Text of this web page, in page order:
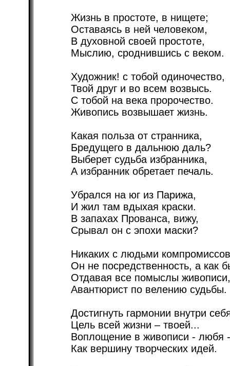
Жизнь в простоте, в нищете;
Оставаясь в ней человеком,
В духовной своей простоте,
Мыслию, сроднившись с веком.
Художник! с тобой одиночество,
Твой друг и во всем возвысь.
С тобой на века пророчество.
Живопись возвышает жизнь.
Какая польза от странника,
Бредущего в дальнюю даль?
Выберет судьба избранника,
А избранник обретает печаль.
Убрался на юг из Парижа,
И жил там вдыхая краски.
В запахах Прованса, вижу,
Срывал он с эпохи маски?
Никаких с людьми
Он не посредственность, а как
Отдавая все помыслы живописи,
Авантюрист по велению судьбы.
Достигнуть гармонии внутри
Цель всей жизни – твоей...
Воплощение в живописи - любя -
Как вершину творческих идей.